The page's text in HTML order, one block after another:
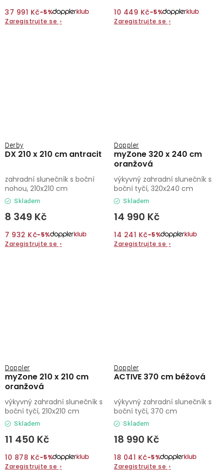
37 991 Kč−5%
Zaregistrujte se ›
10 449 Kč−5%
Zaregistrujte se ›
DX 210 x 210 cm antracit
Derby
Skladem
8 349 Kč
7 932 Kč−5%
Zaregistrujte se ›
zahradní slunečník s boční
nohou, 210x210 cm
myZone 320 x 240 cm
oranžová
Doppler
Skladem
14 990 Kč
14 241 Kč−5%
Zaregistrujte se ›
výkyvný zahradní slunečník s
boční tyčí, 320x240 cm
myZone 210 x 210 cm
oranžová
Doppler
Skladem
11 450 Kč
10 878 Kč−5%
Zaregistrujte se ›
výkyvný zahradní slunečník s
boční tyčí, 210x210 cm
ACTIVE 370 cm béžová
Doppler
Skladem
18 990 Kč
18 041 Kč−5%
Zaregistrujte se ›
výkyvný zahradní slunečník s
boční tyčí, 370 cm